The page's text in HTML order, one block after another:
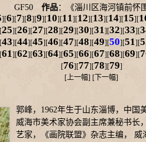
GF50 作品：《淄川区海河镇前
][6][7][8][9][10][11][12][13][14][15][
25][26][27][28][29][30][31][32][33][
43][44][45][46][47][48][49][50][51][
61][62][63][64][65][66][67][68][69][
[76][77][78][79]
[上一幅] [ 下一幅]
郭峰，1962年生于山东淄博，中国
威海市美术家协会副主席兼秘书长
艺家，《画院联盟》杂志主编，